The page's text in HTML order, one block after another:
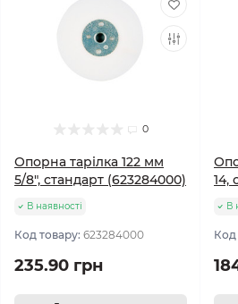
0
Опорна тарілка 122 мм
5/8", стандарт (623284000)
В наявності
Код товару: 623284000
235.90 грн
14,
В
Код